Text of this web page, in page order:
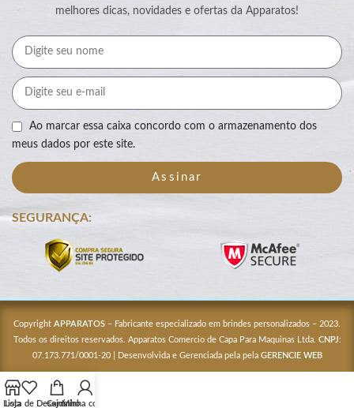
melhores dicas, novidades e ofertas da Apparatos!
Ao marcar essa caixa concordo com o armazenamento dos
meus dados por este site.
Assinar
SEGURANÇA:
Copyright APPARATOS – Fabricante especializado em brindes personalizados – 2023.
Todos os direitos reservados. Apparatos Comercio de Capa Para Maquinas Ltda. CNPJ:
07.173.771/0001-20 | Desenvolvida e Gerenciada pela pela GERENCIE WEB
Loja
Lista de Desejos
CarrinhoMinha conta